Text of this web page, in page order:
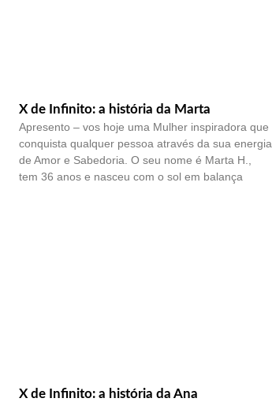
X de Infinito: a história da Marta
Apresento – vos hoje uma Mulher inspiradora que
conquista qualquer pessoa através da sua energia
de Amor e Sabedoria. O seu nome é Marta H.,
tem 36 anos e nasceu com o sol em balança
X de Infinito: a história da Ana